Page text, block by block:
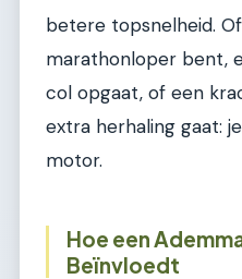
betere topsnelheid.
marathonloper bent,
col opgaat, of een
extra herhaling gaat:
motor.
Hoe een
Beïnvloedt